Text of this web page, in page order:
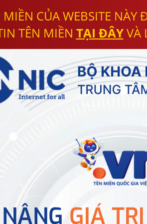
MIỀN CỦA WEBSITE NÀY
TÊN MIỀN TẠI ĐÂYVÀ
NÂNG GIÁ TRỊ